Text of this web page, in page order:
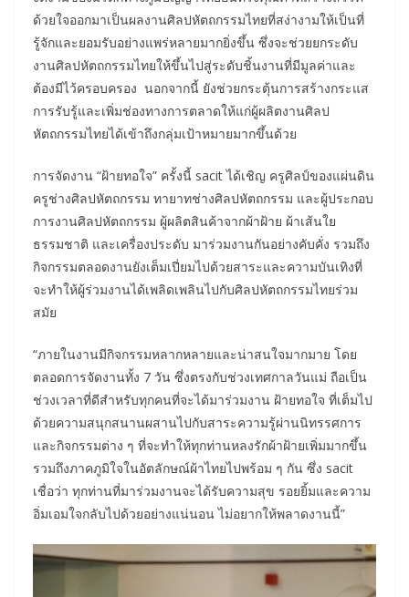
ด้วยใจออกมาเป็นผลงานศิลปหัตถกรรมไทยที่สง่างามให้เป็นที่
รู้จักและยอมรับอย่างแพร่หลายมากยิ่งขึ้น ซึ่งจะช่วยยกระดับ
งานศิลปหัตถกรรมไทยให้ขึ้นไปสู่ระดับชิ้นงานที่มีมูลค่าและ
ต้องมีไว้ครอบครอง นอกจากนี้ ยังช่วยกระตุ้นการสร้างกระแส
การรับรู้และเพิ่มช่องทางการตลาดให้แก่ผู้ผลิตงานศิลป
หัตถกรรมไทยได้เข้าถึงกลุ่มเป้าหมายมากขึ้นด้วย
การจัดงาน “ฝ้ายทอใจ” ครั้งนี้ sacit ได้เชิญ ครูศิลป์ของแผ่นดิน
ครูช่างศิลปหัตถกรรม ทายาทช่างศิลปหัตถกรรม และผู้ประกอบ
การงานศิลปหัตถกรรม ผู้ผลิตสินค้าจากผ้าฝ้าย ผ้าเส้นใย
ธรรมชาติ และเครื่องประดับ มาร่วมงานกันอย่างคับคั่ง รวมถึง
กิจกรรมตลอดงานยังเต็มเปี่ยมไปด้วยสาระและความบันเทิงที่
จะทำให้ผู้ร่วมงานได้เพลิดเพลินไปกับศิลปหัตถกรรมไทยร่วม
สมัย
“ภายในงานมีกิจกรรมหลากหลายและน่าสนใจมากมาย โดย
ตลอดการจัดงานทั้ง 7 วัน ซึ่งตรงกับช่วงเทศกาลวันแม่ ถือเป็น
ช่วงเวลาที่ดีสำหรับทุกคนที่จะได้มาร่วมงาน ฝ้ายทอใจ ที่เต็มไป
ด้วยความสนุกสนานผสานไปกับสาระความรู้ผ่านนิทรรศการ
และกิจกรรมต่าง ๆ ที่จะทำให้ทุกท่านหลงรักผ้าฝ้ายเพิ่มมากขึ้น
รวมถึงภาคภูมิใจในอัตลักษณ์ผ้าไทยไปพร้อม ๆ กัน ซึ่ง sacit
เชื่อว่า ทุกท่านที่มาร่วมงานจะได้รับความสุข รอยยิ้มและความ
อิ่มเอมใจกลับไปด้วยอย่างแน่นอน ไม่อยากให้พลาดงานนี้”